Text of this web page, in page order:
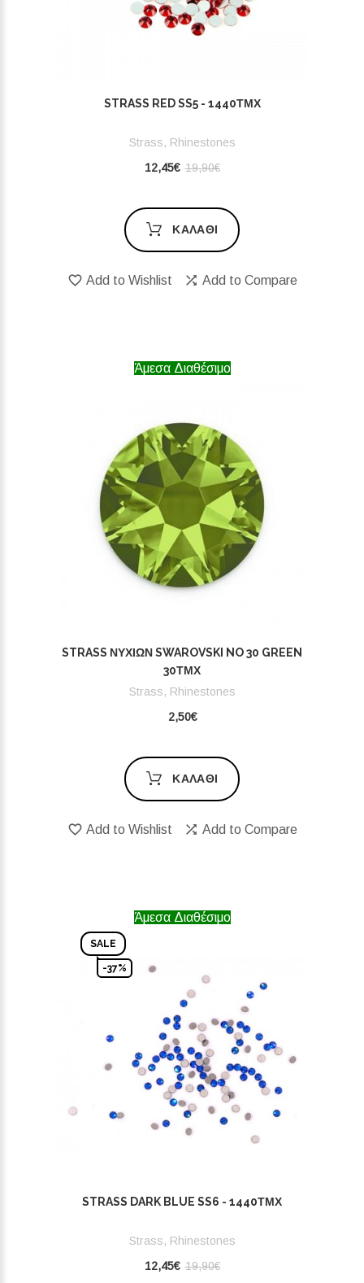
STRASS RED SS5 - 1440ΤΜΧ
Strass, Rhinestones
12,45€ 19,90€
ΚΑΛΆΘΙ
Add to Wishlist Add to Compare
Άμεσα Διαθέσιμο
STRASS ΝΥΧΙΏΝ SWAROVSKI NO 30 GREEN
30ΤΜΧ
Strass, Rhinestones
2,50€
ΚΑΛΆΘΙ
Add to Wishlist Add to Compare
SALE
-37%
Άμεσα Διαθέσιμο
STRASS DARK BLUE SS6 - 1440ΤΜΧ
Strass, Rhinestones
12,45€ 19,90€